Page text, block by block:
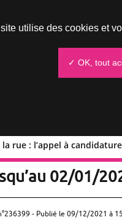
rue : l’appel à
la rue :
02/01/
- Publié le 09/12/2021 à
utilise des cookies et
✓ OK, tout